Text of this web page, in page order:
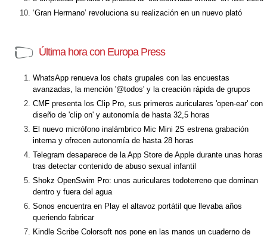
‘Gran Hermano’ revoluciona su realización en un nuevo plató
Última hora con Europa Press
WhatsApp renueva los chats grupales con las encuestas
avanzadas, la mención '@todos' y la creación rápida de grupos
CMF presenta los Clip Pro, sus primeros auriculares 'open-ear' con
diseño de 'clip on' y autonomía de hasta 32,5 horas
El nuevo micrófono inalámbrico Mic Mini 2S estrena grabación
interna y ofrecen autonomía de hasta 28 horas
Telegram desaparece de la App Store de Apple durante unas horas
tras detectar contenido de abuso sexual infantil
Shokz OpenSwim Pro: unos auriculares todoterreno que dominan
dentro y fuera del agua
Sonos encuentra en Play el altavoz portátil que llevaba años
queriendo fabricar
Kindle Scribe Colorsoft nos pone en las manos un cuaderno de